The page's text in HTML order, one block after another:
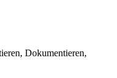
Dokumentieren,